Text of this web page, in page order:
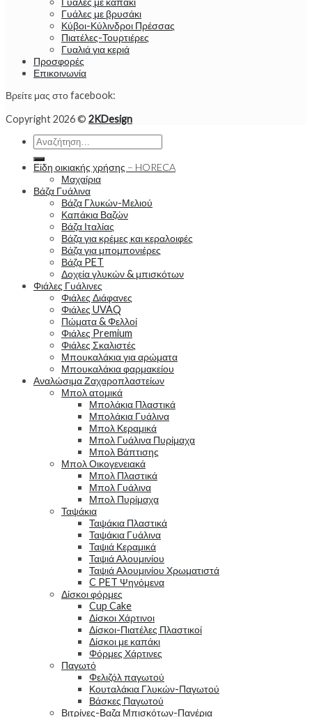
Γυάλες με βρυσάκι
Κύβοι-Κύλινδροι Πρέσσας
Πιατέλες-Τουρτιέρες
Γυαλιά για κεριά
Προσφορές
Επικοινωνία
Βρείτε μας στο facebook:
Copyright 2026 © 2KDesign
Αναζήτηση
για:
Είδη οικιακής χρήσης – HORECA
Μαχαίρια
Βάζα Γυάλινα
Βάζα Γλυκών-Μελιού
Καπάκια Βαζών
Βάζα Ιταλίας
Βάζα για κρέμες και κεραλοιφές
Βάζα για μπομπονιέρες
Βάζα PET
Δοχεία γλυκών & μπισκότων
Φιάλες Γυάλινες
Φιάλες Διάφανες
Φιάλες UVAQ
Πώματα & Φελλοί
Φιάλες Premium
Φιάλες Σκαλιστές
Μπουκαλάκια για αρώματα
Μπουκαλάκια φαρμακείου
Αναλώσιμα Ζαχαροπλαστείων
Μπολ ατομικά
Μπολάκια Πλαστικά
Μπολάκια Γυάλινα
Μπολ Κεραμικά
Μπολ Γυάλινα Πυρίμαχα
Μπολ Βάπτισης
Μπολ Οικογενειακά
Μπολ Πλαστικά
Μπολ Γυάλινα
Μπολ Πυρίμαχα
Ταψάκια
Ταψάκια Πλαστικά
Ταψάκια Γυάλινα
Ταψιά Κεραμικά
Ταψιά Αλουμινίου
Ταψιά Αλουμινίου Χρωματιστά
C PET Ψηνόμενα
Δίσκοι φόρμες
Cup Cake
Δίσκοι Χάρτινοι
Δίσκοι-Πιατέλες Πλαστικοί
Δίσκοι με καπάκι
Φόρμες Χάρτινες
Παγωτό
Φελιζόλ παγωτού
Κουταλάκια Γλυκών-Παγωτού
Βάσκες Παγωτού
Βιτρίνες-Βαζα Μπισκότων-Πανέρια